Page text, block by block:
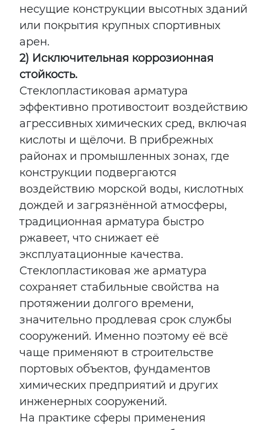
несущие конструкции высотных зданий
или покрытия крупных спортивных
арен.
2) Исключительная коррозионная
стойкость.
Стеклопластиковая арматура
эффективно противостоит воздействию
агрессивных химических сред, включая
кислоты и щёлочи. В прибрежных
районах и промышленных зонах, где
конструкции подвергаются
воздействию морской воды, кислотных
дождей и загрязнённой атмосферы,
традиционная арматура быстро
ржавеет, что снижает её
эксплуатационные качества.
Стеклопластиковая же арматура
сохраняет стабильные свойства на
протяжении долгого времени,
значительно продлевая срок службы
сооружений. Именно поэтому её всё
чаще применяют в строительстве
портовых объектов, фундаментов
химических предприятий и других
инженерных сооружений.
На практике сферы применения